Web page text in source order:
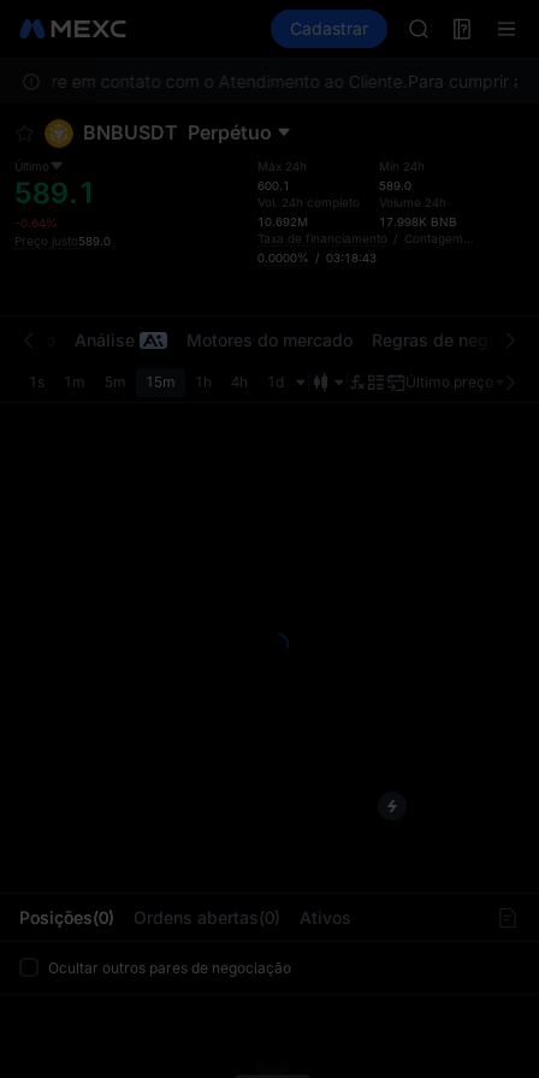
TradFi Information
Cadastrar
ACE
SPCX
HFT
SPCX
entre em contato com o Atendimento ao Cliente.Para cumprir as
BNBUSDT Perpétuo
Último
589.1
-0.64%
Preço justo589.0
Máx 24h
600.1
Vol. 24h completo
10.692M
Mín 24h
589.0
Volume 24h
17.998K BNB
Taxa de financiamento /
0.0000% / 03:18:43
Posições(0) Ordens abertas(0) Ativos
Ocultar outros pares de negociação
Análise Motores do mercado Regras de
1s 1m 5m 15m 1h 4h 1d Último preço